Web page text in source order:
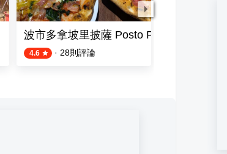
波市多拿坡里披薩 Posto Pizza Napoletana
4.6 · 28則評論